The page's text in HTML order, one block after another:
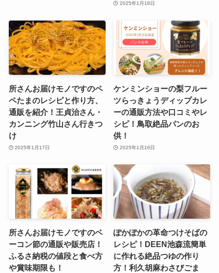
2025年1月18日
所さんお届けモノですのペ
ペたまのレシピと作り方、
通販を紹介！王貞治さん・
カンニング竹山さん行きつ
け
2025年1月17日
ケンミンショーの梨フルー
ツらっきょうディップカレ
ーの通販方法や口コミやレ
シピ！鳥取絶品パンのお
供！
2025年1月16日
所さんお届けモノですのベ
ーコン節の通販や販売店！
ふるさ納税の値段と食べ方
や賞味期限も！
ぽかぽかの革命つけそばの
レシピ！DEEN池森流簡単
に作れる絶品つゆの作り
方！利久胡麻わさびごま